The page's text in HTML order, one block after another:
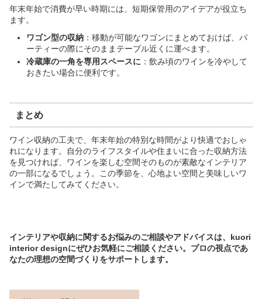
年末年始で消費が早い時期には、短期保管用のアイデアが役立ち
ます。
ワゴン型の収納：移動が可能なワゴンにまとめておけば、パ
ーティーの際にそのままテーブル近くに運べます。
冷蔵庫の一角を専用スペースに ：飲み頃のワインを冷やして
おきたい場合に便利です。
まとめ
ワイン収納の工夫で、年末年始の特別な時間がより快適でおしゃ
れになります。自分のライフスタイルや住まいに合った収納方法
を見つければ、ワインを楽しむ空間そのものが素敵なインテリア
の一部になるでしょう。この季節を、心地よい空間と美味しいワ
インで満たしてみてください。
インテリアや収納に関するお悩みのご相談やアドバイスは、kuori
interior designにぜひお気軽にご相談ください。プロの視点であ
なたの理想の空間づくりをサポートします。